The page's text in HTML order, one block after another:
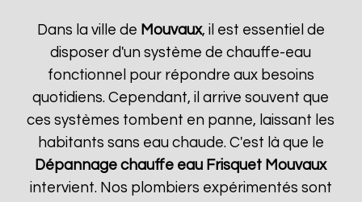
Dans la ville de Mouvaux, il est essentiel de
disposer d'un système de chauffe-eau
fonctionnel pour répondre aux besoins
quotidiens. Cependant, il arrive souvent que
ces systèmes tombent en panne, laissant les
habitants sans eau chaude. C'est là que le
Dépannage chauffe eau Frisquet Mouvaux
intervient. Nos plombiers expérimentés sont